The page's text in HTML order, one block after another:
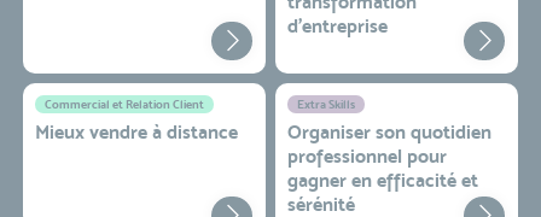
d'entreprise
Commercial et Relation Client
Mieux vendre à distance
Extra Skills
Organiser son quotidien
professionnel pour
gagner en efficacité et
sérénité